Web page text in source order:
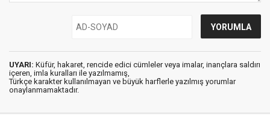
UYARI: Küfür, hakaret, rencide edici cümleler veya imalar, inançlara saldırı
içeren, imla kuralları ile yazılmamış,
Türkçe karakter kullanılmayan ve büyük harflerle yazılmış yorumlar
onaylanmamaktadır.